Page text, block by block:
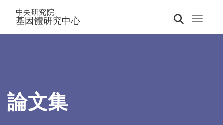
Toggle
中央研究院
基因體研究中心
論文集